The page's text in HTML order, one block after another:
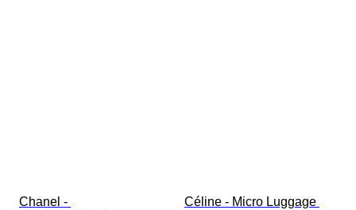
Chanel -
Céline - Micro Luggage